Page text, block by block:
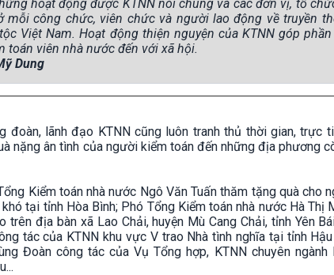
hoạt động được KTNN nói chung và các đơn vị, tổ
mỗi công chức, viên chức và người lao động về truyền
Việt Nam. Hoạt động thiện nguyện của KTNN góp
toán viên nhà nước đến với xã hội.
Dung
đoàn, lãnh đạo KTNN cũng luôn tranh thủ thời gian, trực
nặng ân tình của người kiểm toán đến những địa phương
Kiểm toán nhà nước Ngô Văn Tuấn thăm tặng quà cho
tại tỉnh Hòa Bình; Phó Tổng Kiểm toán nhà nước Hà Thị
địa bàn xã Lao Chải, huyện Mù Cang Chải, tỉnh Yên
tác của KTNN khu vực V trao Nhà tình nghĩa tại tỉnh
Đoàn công tác của Vụ Tổng hợp, KTNN chuyên ngành